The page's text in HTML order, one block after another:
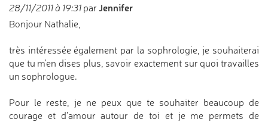
28/11/2011 à 19:31 par Jennifer
Bonjour Nathalie,
très intéressée également par la sophrologie, je souhaiterai
que tu m'en dises plus, savoir exactement sur quoi travailles
un sophrologue.
Pour le reste, je ne peux que te souhaiter beaucoup de
courage et d'amour autour de toi et je me permets de